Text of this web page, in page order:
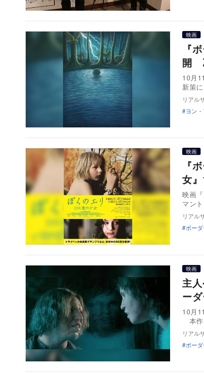
映画
『
開
10月
新策
リアル
ヨン
映画
『
女
映画
マン
リアル
ボー
映画
主
ー
10月
本作
リアル
ボー